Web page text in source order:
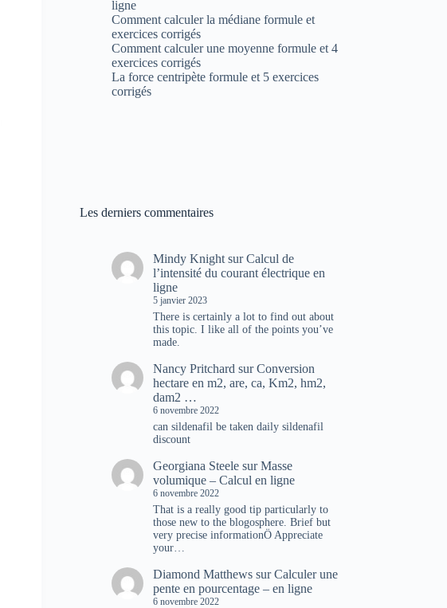
ligne
Comment calculer la médiane formule et
exercices corrigés
Comment calculer une moyenne formule et 4
exercices corrigés
La force centripète formule et 5 exercices
corrigés
Les derniers commentaires
Mindy Knight surCalcul de
l’intensité du courant électrique en
ligne
5 janvier 2023
There is certainly a lot to find out about
this topic. I like all of the points you’ve
made.
Nancy Pritchard surConversion
hectare en m2, are, ca, Km2, hm2,
dam2 …
6 novembre 2022
can sildenafil be taken daily sildenafil
discount
Georgiana Steele surMasse
volumique – Calcul en ligne
6 novembre 2022
That is a really good tip particularly to
those new to the blogosphere. Brief but
very precise informationÖ Appreciate
your…
Diamond Matthews surCalculer une
pente en pourcentage – en ligne
6 novembre 2022